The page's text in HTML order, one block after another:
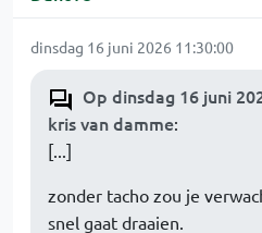
dinsdag 16 juni 2026 11:30:00
Op dinsdag 16 juni
kris van damme:
[...]
zonder tacho zou je
snel gaat draaien.